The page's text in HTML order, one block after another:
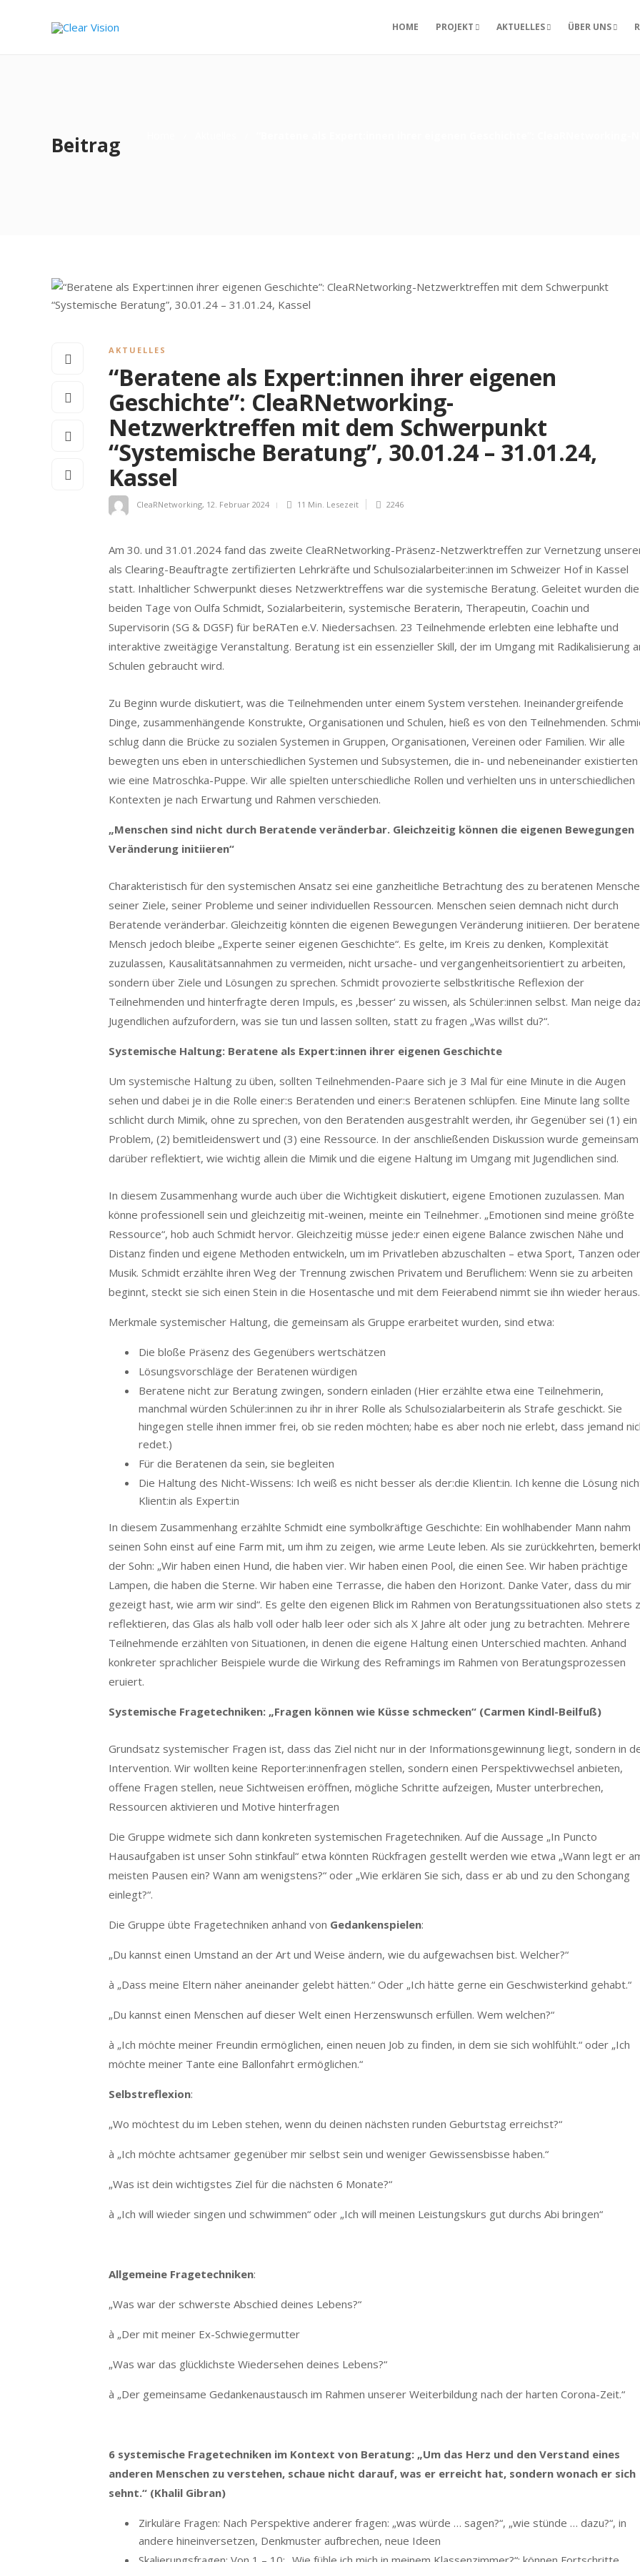
HOME PROJEKT AKTUELLES ÜBER UNS
Beitrag
AKTUELLES
“Beratene als Expert:innen ihrer eigenen
Geschichte”: CleaRNetworking-
Netzwerktreffen mit dem Schwerpunkt
“Systemische Beratung”, 30.01.24 – 31.01.24,
Kassel
CleaRNetworking, 12. Februar 2024 11 Min. Lesezeit 2246
Am 30. und 31.01.2024 fand das zweite CleaRNetworking-Präsenz-Netzwerktreffen zur Vernetzung
als Clearing-Beauftragte zertifizierten Lehrkräfte und Schulsozialarbeiter:innen im Schweizer Hof in Kassel
statt. Inhaltlicher Schwerpunkt dieses Netzwerktreffens war die systemische Beratung. Geleitet wurden die
beiden Tage von Oulfa Schmidt, Sozialarbeiterin, systemische Beraterin, Therapeutin, Coachin und
Supervisorin (SG & DGSF) für beRATen e.V. Niedersachsen. 23 Teilnehmende erlebten eine lebhafte und
interaktive zweitägige Veranstaltung. Beratung ist ein essenzieller Skill, der im Umgang mit Radikalisierung
Schulen gebraucht wird.
Zu Beginn wurde diskutiert, was die Teilnehmenden unter einem System verstehen. Ineinandergreifende
Dinge, zusammenhängende Konstrukte, Organisationen und Schulen, hieß es von den Teilnehmenden.
schlug dann die Brücke zu sozialen Systemen in Gruppen, Organisationen, Vereinen oder Familien. Wir alle
bewegten uns eben in unterschiedlichen Systemen und Subsystemen, die in- und nebeneinander existierten
wie eine Matroschka-Puppe. Wir alle spielten unterschiedliche Rollen und verhielten uns in unterschiedlichen
Kontexten je nach Erwartung und Rahmen verschieden.
„Menschen sind nicht durch Beratende veränderbar. Gleichzeitig können die eigenen Bewegungen
Veränderung initiieren“
Charakteristisch für den systemischen Ansatz sei eine ganzheitliche Betrachtung des zu beratenen
seiner Ziele, seiner Probleme und seiner individuellen Ressourcen. Menschen seien demnach nicht durch
Beratende veränderbar. Gleichzeitig könnten die eigenen Bewegungen Veränderung initiieren. Der beratene
Mensch jedoch bleibe „Experte seiner eigenen Geschichte“. Es gelte, im Kreis zu denken, Komplexität
zuzulassen, Kausalitätsannahmen zu vermeiden, nicht ursache- und vergangenheitsorientiert zu arbeiten,
sondern über Ziele und Lösungen zu sprechen. Schmidt provozierte selbstkritische Reflexion der
Teilnehmenden und hinterfragte deren Impuls, es ‚besser‘ zu wissen, als Schüler:innen selbst. Man neige
Jugendlichen aufzufordern, was sie tun und lassen sollten, statt zu fragen „Was willst du?“.
Systemische Haltung: Beratene als Expert:innen ihrer eigenen Geschichte
Um systemische Haltung zu üben, sollten Teilnehmenden-Paare sich je 3 Mal für eine Minute in die Augen
sehen und dabei je in die Rolle einer:s Beratenden und einer:s Beratenen schlüpfen. Eine Minute lang sollte
schlicht durch Mimik, ohne zu sprechen, von den Beratenden ausgestrahlt werden, ihr Gegenüber sei (1) ein
Problem, (2) bemitleidenswert und (3) eine Ressource. In der anschließenden Diskussion wurde gemeinsam
darüber reflektiert, wie wichtig allein die Mimik und die eigene Haltung im Umgang mit Jugendlichen sind.
In diesem Zusammenhang wurde auch über die Wichtigkeit diskutiert, eigene Emotionen zuzulassen. Man
könne professionell sein und gleichzeitig mit-weinen, meinte ein Teilnehmer. „Emotionen sind meine größte
Ressource“, hob auch Schmidt hervor. Gleichzeitig müsse jede:r einen eigene Balance zwischen Nähe und
Distanz finden und eigene Methoden entwickeln, um im Privatleben abzuschalten – etwa Sport, Tanzen oder
Musik. Schmidt erzählte ihren Weg der Trennung zwischen Privatem und Beruflichem: Wenn sie zu arbeiten
beginnt, steckt sie sich einen Stein in die Hosentasche und mit dem Feierabend nimmt sie ihn wieder heraus.
Merkmale systemischer Haltung, die gemeinsam als Gruppe erarbeitet wurden, sind etwa:
Die bloße Präsenz des Gegenübers wertschätzen
Lösungsvorschläge der Beratenen würdigen
Beratene nicht zur Beratung zwingen, sondern einladen (Hier erzählte etwa eine Teilnehmerin,
manchmal würden Schüler:innen zu ihr in ihrer Rolle als Schulsozialarbeiterin als Strafe geschickt. Sie
hingegen stelle ihnen immer frei, ob sie reden möchten; habe es aber noch nie erlebt, dass jemand
redet.)
Für die Beratenen da sein, sie begleiten
Die Haltung des Nicht-Wissens: Ich weiß es nicht besser als der:die Klient:in. Ich kenne die Lösung
Klient:in als Expert:in
In diesem Zusammenhang erzählte Schmidt eine symbolkräftige Geschichte: Ein wohlhabender Mann nahm
seinen Sohn einst auf eine Farm mit, um ihm zu zeigen, wie arme Leute leben. Als sie zurückkehrten,
der Sohn: „Wir haben einen Hund, die haben vier. Wir haben einen Pool, die einen See. Wir haben prächtige
Lampen, die haben die Sterne. Wir haben eine Terrasse, die haben den Horizont. Danke Vater, dass du mir
gezeigt hast, wie arm wir sind“. Es gelte den eigenen Blick im Rahmen von Beratungssituationen also stets
reflektieren, das Glas als halb voll oder halb leer oder sich als X Jahre alt oder jung zu betrachten. Mehrere
Teilnehmende erzählten von Situationen, in denen die eigene Haltung einen Unterschied machten. Anhand
konkreter sprachlicher Beispiele wurde die Wirkung des Reframings im Rahmen von Beratungsprozessen
eruiert.
Systemische Fragetechniken: „Fragen können wie Küsse schmecken“ (Carmen Kindl-Beilfuß)
Grundsatz systemischer Fragen ist, dass das Ziel nicht nur in der Informationsgewinnung liegt, sondern in
Intervention. Wir wollten keine Reporter:innenfragen stellen, sondern einen Perspektivwechsel anbieten,
offene Fragen stellen, neue Sichtweisen eröffnen, mögliche Schritte aufzeigen, Muster unterbrechen,
Ressourcen aktivieren und Motive hinterfragen
Die Gruppe widmete sich dann konkreten systemischen Fragetechniken. Auf die Aussage „In Puncto
Hausaufgaben ist unser Sohn stinkfaul“ etwa könnten Rückfragen gestellt werden wie etwa „Wann legt er
meisten Pausen ein? Wann am wenigstens?“ oder „Wie erklären Sie sich, dass er ab und zu den Schongang
einlegt?“.
Die Gruppe übte Fragetechniken anhand von Gedankenspielen:
„Du kannst einen Umstand an der Art und Weise ändern, wie du aufgewachsen bist. Welcher?“
à „Dass meine Eltern näher aneinander gelebt hätten.“ Oder „Ich hätte gerne ein Geschwisterkind gehabt.“
„Du kannst einen Menschen auf dieser Welt einen Herzenswunsch erfüllen. Wem welchen?“
à „Ich möchte meiner Freundin ermöglichen, einen neuen Job zu finden, in dem sie sich wohlfühlt.“ oder „Ich
möchte meiner Tante eine Ballonfahrt ermöglichen.“
Selbstreflexion:
„Wo möchtest du im Leben stehen, wenn du deinen nächsten runden Geburtstag erreichst?“
à „Ich möchte achtsamer gegenüber mir selbst sein und weniger Gewissensbisse haben.“
„Was ist dein wichtigstes Ziel für die nächsten 6 Monate?“
à „Ich will wieder singen und schwimmen“ oder „Ich will meinen Leistungskurs gut durchs Abi bringen“
Allgemeine Fragetechniken:
„Was war der schwerste Abschied deines Lebens?“
à „Der mit meiner Ex-Schwiegermutter
„Was war das glücklichste Wiedersehen deines Lebens?“
à „Der gemeinsame Gedankenaustausch im Rahmen unserer Weiterbildung nach der harten Corona-Zeit.“
6 systemische Fragetechniken im Kontext von Beratung: „Um das Herz und den Verstand eines
anderen Menschen zu verstehen, schaue nicht darauf, was er erreicht hat, sondern wonach er sich
sehnt.“ (Khalil Gibran)
Zirkuläre Fragen: Nach Perspektive anderer fragen: „was würde … sagen?“, „wie stünde … dazu?“, in
andere hineinversetzen, Denkmuster aufbrechen, neue Ideen